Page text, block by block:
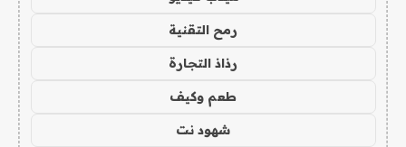
رمح التقنية
رذاذ التجارة
طعم وكيف
شهود نت